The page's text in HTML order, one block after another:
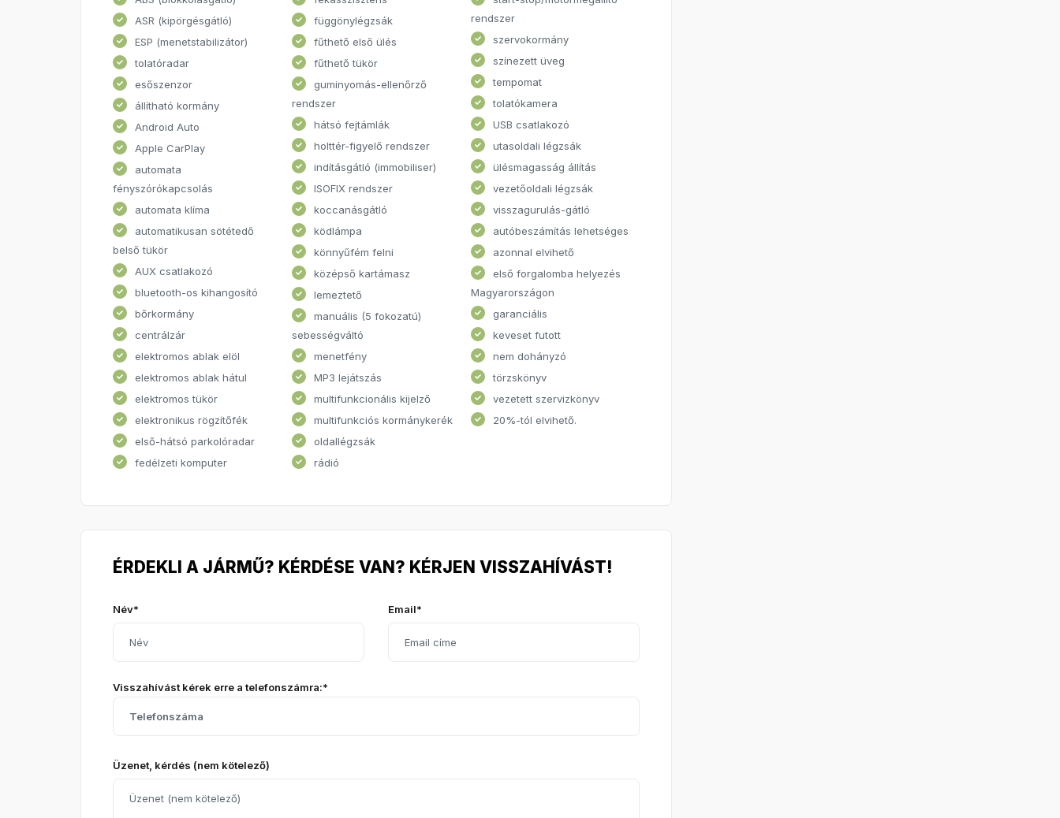
ASR (kipörgésgátló)
ESP (menetstabilizátor)
tolatóradar
esőszenzor
állítható kormány
Android Auto
Apple CarPlay
automata
fényszórókapcsolás
automata klíma
automatikusan sötétedő
belső tükör
AUX csatlakozó
bluetooth-os kihangosító
bőrkormány
centrálzár
elektromos ablak elöl
elektromos ablak hátul
elektromos tükör
elektronikus rögzítőfék
első-hátsó parkolóradar
fedélzeti komputer
függönylégzsák
fűthető első ülés
fűthető tükör
guminyomás-ellenőrző
rendszer
hátsó fejtámlák
holttér-figyelő rendszer
indításgátló (immobiliser)
ISOFIX rendszer
koccanásgátló
ködlámpa
könnyűfém felni
középső kartámasz
lemeztető
manuális (5 fokozatú)
sebességváltó
menetfény
MP3 lejátszás
multifunkcionális kijelző
multifunkciós kormánykerék
oldallégzsák
rádió
rendszer
szervokormány
színezett üveg
tempomat
tolatókamera
USB csatlakozó
utasoldali légzsák
ülésmagasság állítás
vezetőoldali légzsák
visszagurulás-gátló
autóbeszámítás lehetséges
azonnal elvihető
első forgalomba helyezés
Magyarországon
garanciális
keveset futott
nem dohányzó
törzskönyv
vezetett szervizkönyv
20%-tól elvihető.
ÉRDEKLI A JÁRMŰ? KÉRDÉSE VAN? KÉRJEN VISSZAHÍVÁST!
Név* Email*
Visszahívást kérek erre a telefonszámra:*
Üzenet, kérdés (nem kötelező)